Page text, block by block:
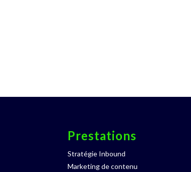
Prestations
Stratégie Inbound
Marketing de contenu